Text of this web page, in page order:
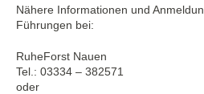
Nähere Informationen und
Führungen bei:
RuheForst Nauen
Tel.: 03334 – 382571
oder